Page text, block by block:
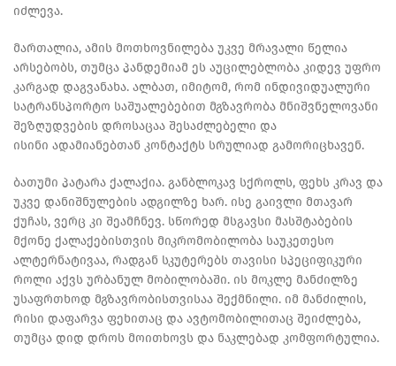
იძლევა.
მართალია, ამის მოთხოვნილება უკვე მრავალი წელია
არსებობს, თუმცა პანდემიამ ეს აუცილებლობა კიდევ უფრო
კარგად დაგვანახა. ალბათ, იმიტომ, რომ ინდივიდუალური
სატრანსპორტო საშუალებებით მგზავრობა მნიშვნელოვანი
შეზღუდვების დროსაცაა შესაძლებელი და
ისინი ადამიანებთან კონტაქტს სრულიად გამორიცხავენ.
ბათუმი პატარა ქალაქია. განბლოკავ სქროლს, ფეხს კრავ და
უკვე დანიშნულების ადგილზე ხარ. ისე გაივლი მთავარ
ქუჩას, ვერც კი შეამჩნევ. სწორედ მსგავსი მასშტაბების
მქონე ქალაქებისთვის მიკრომობილობა საუკეთესო
ალტერნატივაა, რადგან სკუტერებს თავისი სპეციფიკური
როლი აქვს ურბანულ მობილობაში. ის მოკლე მანძილზე
უსაფრთხოდ მგზავრობისთვისაა შექმნილი. იმ მანძილის,
რისი დაფარვა ფეხითაც და ავტომობილითაც შეიძლება,
თუმცა დიდ დროს მოითხოვს და ნაკლებად კომფორტულია.